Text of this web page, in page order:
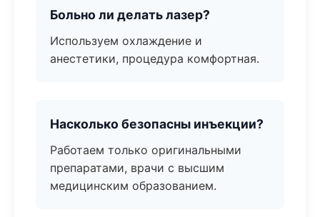
Больно ли делать лазер?
Используем охлаждение и
анестетики, процедура комфортная.
Насколько безопасны инъекции?
Работаем только оригинальными
препаратами, врачи с высшим
медицинским образованием.